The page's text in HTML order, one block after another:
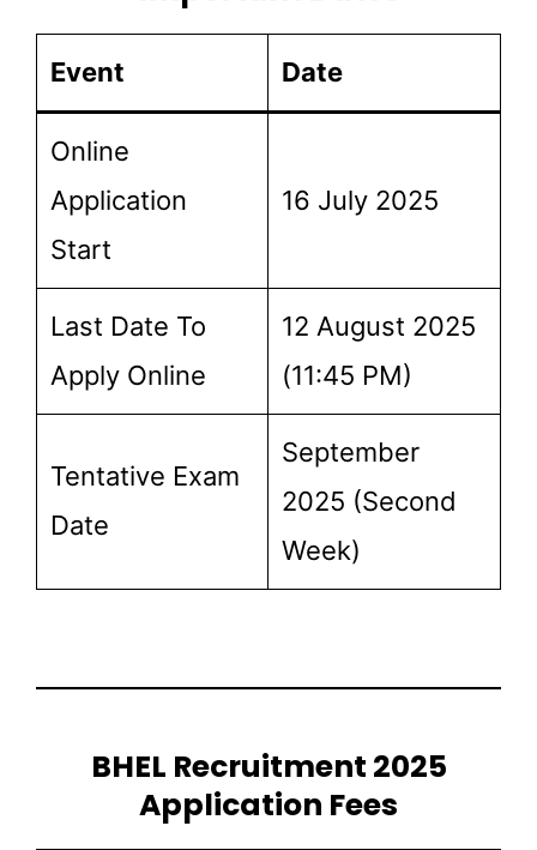
Event Date
Online
Application
Start
16 July 2025
Last Date To
Apply Online
12 August 2025
(11:45 PM)
Tentative Exam
Date
September
2025 (Second
Week)
BHEL Recruitment 2025
Application Fees